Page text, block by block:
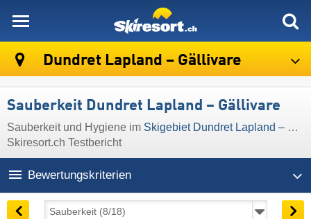
Dundret Lapland – Gällivare
Sauberkeit Dundret Lapland – Gällivare
Sauberkeit und Hygiene im Skigebiet Dundret Lapland – Gällivare
Skiresort.ch Testbericht
Bewertungskriterien